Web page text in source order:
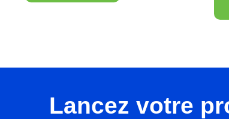
Lancez votre